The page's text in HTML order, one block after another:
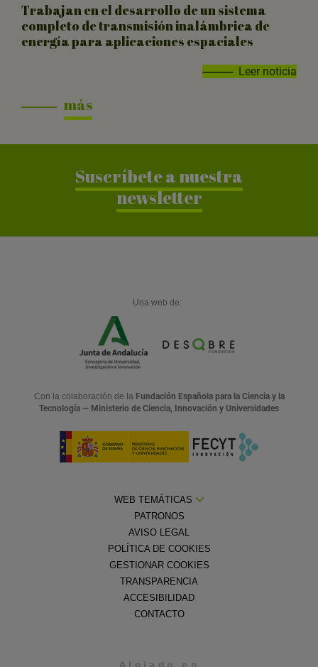
Trabajan en el desarrollo de un sistema
completo de transmisión inalámbrica de
energía para aplicaciones espaciales
Leer noticia
más
Suscríbete a nuestra
newsletter
Una web de:
Con la colaboración de la Fundación Española para la Ciencia y la
Tecnología — Ministerio de Ciencia, Innovación y Universidades
WEB TEMÁTICAS
PATRONOS
AVISO LEGAL
POLÍTICA DE COOKIES
GESTIONAR COOKIES
TRANSPARENCIA
ACCESIBILIDAD
CONTACTO